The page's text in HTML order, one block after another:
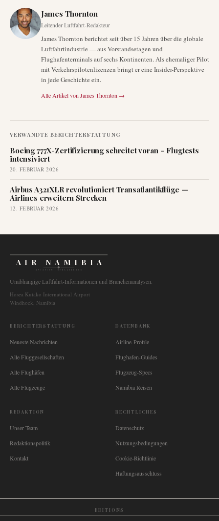
James Thornton
Leitender Luftfahrt-Redakteur
James Thornton berichtet seit über 15 Jahren über die globale
Luftfahrtindustrie — aus Vorstandsetagen und
Flughafenterminals auf sechs Kontinenten. Als ehemaliger Pilot
mit Verkehrspilotenlizenzen bringt er eine Insider-Perspektive
in jede Geschichte ein.
Alle Artikel von James Thornton →
VERWANDTE BERICHTERSTATTUNG
Boeing 777X-Zertifizierung schreitet voran – Flugtests
intensiviert
20. FEBRUAR 2026
Airbus A321XLR revolutioniert Transatlantikflüge —
Airlines erweitern Strecken
12. FEBRUAR 2026
AIR NAMIBIA
AVIATION INTELLIGENCE
Unabhängige Luftfahrt-Informationen und Branchenanalysen.
Hosea Kutako International Airport
Windhoek, Namibia
BERICHTERSTATTUNG
Neueste Nachrichten
Alle Fluggesellschaften
Alle Flughäfen
Alle Flugzeuge
DATENBANK
Airline-Profile
Flughafen-Guides
Flugzeug-Specs
Namibia Reisen
REDAKTION
Unser Team
Redaktionspolitik
Kontakt
RECHTLICHES
Datenschutz
Nutzungsbedingungen
Cookie-Richtlinie
Haftungsausschluss
EDITIONS